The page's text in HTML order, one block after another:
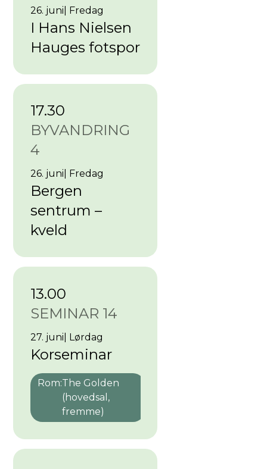
26. juni Fredag
I Hans Nielsen
Hauges fotspor
17.30
BYVANDRING
4
26. juni Fredag
Bergen
sentrum –
kveld
13.00
SEMINAR 14
27. juni Lørdag
Korseminar
Rom:The Golden
(hovedsal,
fremme)